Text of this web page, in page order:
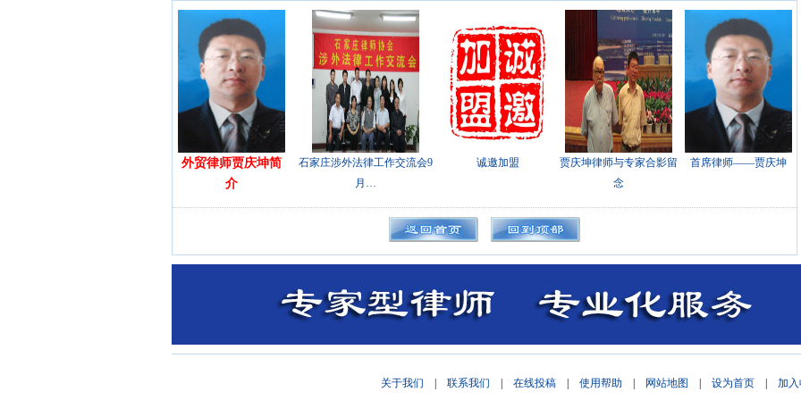
外贸律师贾庆坤简
介
石家庄涉外法律工作交流会9
月…
诚邀加盟
贾庆坤律师与专家合影留
念
首席律师——贾庆坤
关于我们 联系我们 在线投稿 使用帮助 网站地图 设为首页 加